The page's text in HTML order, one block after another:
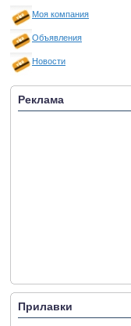
Моя компания
Объявления
Новости
Реклама
Прилавки